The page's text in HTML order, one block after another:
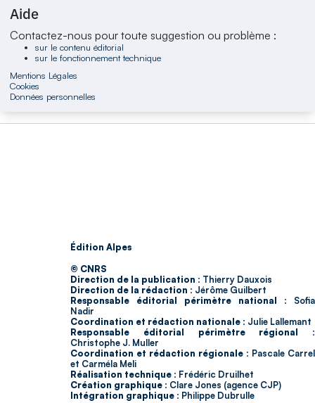
Aide
Contactez-nous pour toute suggestion ou problème :
sur le contenu éditorial
sur le fonctionnement technique
Mentions Légales
Cookies
Données personnelles
Édition Alpes
© CNRS
Direction de la publication : Thierry Dauxois
Direction de la rédaction : Jérôme Guilbert
Responsable éditorial périmètre national : Sofia
Nadir
Coordination et rédaction nationale : Julie Lallemant
Responsable éditorial périmètre régional :
Christophe J. Muller
Coordination et rédaction régionale : Pascale Carrel
et Carméla Meli
Réalisation technique : Frédéric Druilhet
Création graphique : Clare Jones (agence CJP)
Intégration graphique : Philippe Dubrulle